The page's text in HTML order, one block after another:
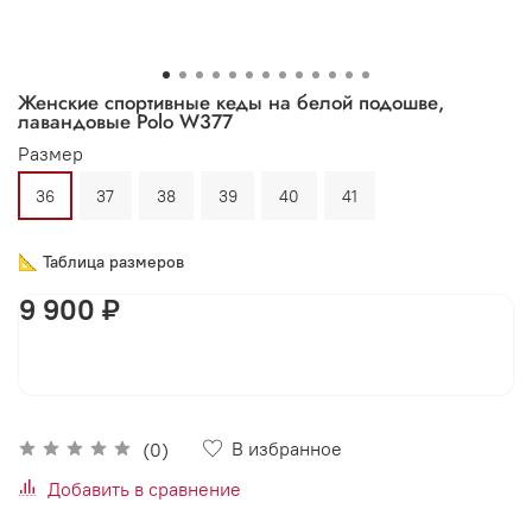
Женские спортивные кеды на белой подошве,
лавандовые Polo W377
(0)
В избранное
Добавить в сравнение
Размер
36 37 38 39 40 41
📐 Таблица размеров
9 900 ₽